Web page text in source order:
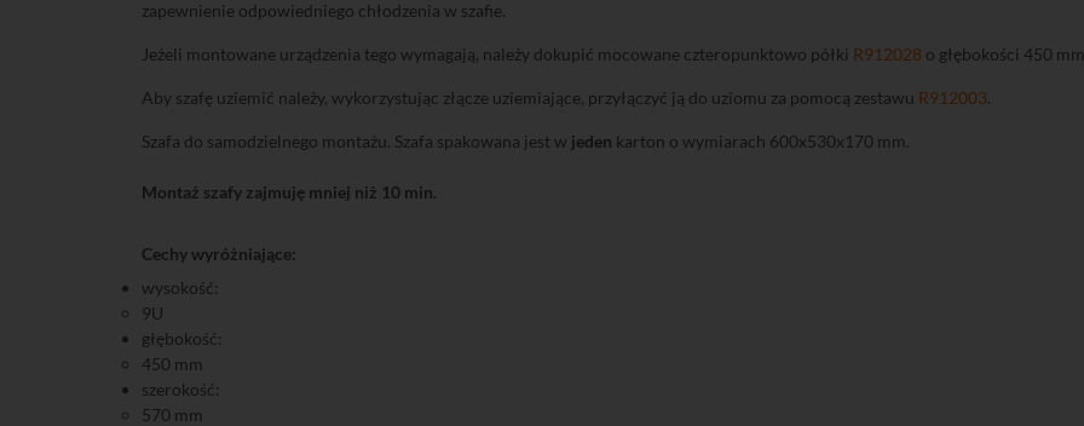
zapewnienie odpowiedniego chłodzenia w szafie.
Jeżeli montowane urządzenia tego wymagają, należy dokupić mocowane czteropunktowo półki R912028 o głębokości 450
Aby szafę uziemić należy, wykorzystując złącze uziemiające, przyłączyć ją do uziomu za pomocą zestawu R912003.
Szafa do samodzielnego montażu. Szafa spakowana jest w jeden karton o wymiarach 600x530x170 mm.
Montaż szafy zajmuję mniej niż 10 min.
Cechy wyróżniające:
wysokość:
9U
głębokość:
450 mm
szerokość:
570 mm